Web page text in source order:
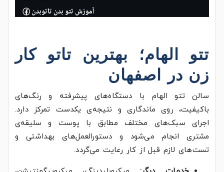
تتو الهام؛ بهترین تاتو کار
زن در
اصفهان
سالن تتو الهام با دستگاه‌های پیشرفته و رنگ‌های
باکیفیت، روی ماندگاری و نتیجه‌ی یکدست تمرکز دارد.
اجرای سبک‌های مختلف مطابق با پوست و سلیقه‌ی
مشتری انجام می‌شود و دستورالعمل‌های بهداشتی و
تست‌های لازم قبل از کار رعایت می‌گردد.